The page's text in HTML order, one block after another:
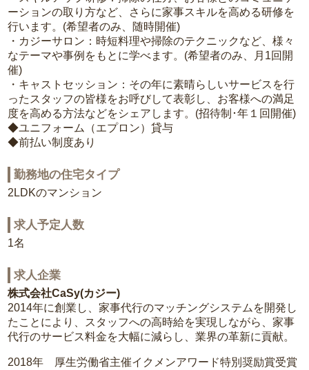
ーションの取り方など、さらに家事スキルを高める研修を
行います。(希望者のみ、随時開催)
・カジーサロン：時短料理や掃除のテクニックなど、様々
なテーマや事例をもとに学べます。(希望者のみ、月1回開
催)
・キャストセッション：その年に素晴らしいサービスを行
ったスタッフの皆様をお呼びして表彰し、お客様への満足
度を高める方法などをシェアします。(招待制･年１回開催)
◆ユニフォーム（エプロン）貸与
◆前払い制度あり
勤務地の住宅タイプ
2LDKのマンション
求人予定人数
1名
求人企業
株式会社CaSy(カジー)
2014年に創業し、家事代行のマッチングシステムを開発し
たことにより、スタッフへの高時給を実現しながら、家事
代行のサービス料金を大幅に減らし、業界の革新に貢献。
2018年 厚生労働省主催イクメンアワード特別奨励賞受賞